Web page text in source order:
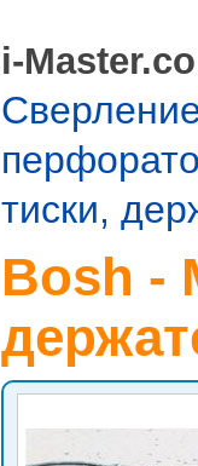
i-
тиски,
Bosh -